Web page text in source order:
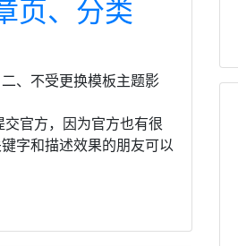
页、分类
、不受更换模板主题影
官方，因为官方也有很
字和描述效果的朋友可以